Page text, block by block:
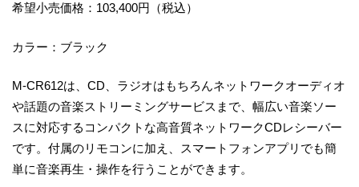
希望小売価格：103,400円（税込）
カラー：ブラック
M-CR612は、CD、ラジオはもちろんネットワークオーディオ
や話題の音楽ストリーミングサービスまで、幅広い音楽ソー
スに対応するコンパクトな高音質ネットワークCDレシーバー
です。付属のリモコンに加え、スマートフォンアプリでも簡
単に音楽再生・操作を行うことができます。